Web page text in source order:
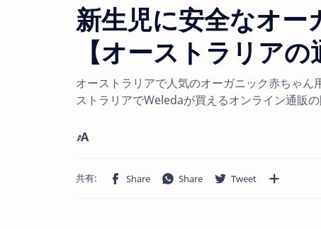
新生児に安全なオ
【オーストラリア
オーストラリアで人気のオーガニック赤ちゃ
ストラリアでWeledaが買えるオンライン通販の